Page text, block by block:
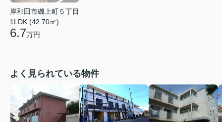
岸和田市磯上町５丁目
1LDK (42.70㎡)
6.7万円
よく見られている物件